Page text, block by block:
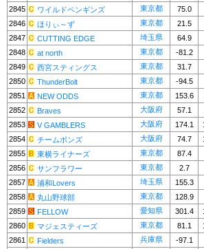
2845
ワイルドペンギンズ 東京都
75.0
2846
ほりぃ～ず 東京都
21.5
2847
CUTTING EDGE 埼玉県
64.9
2848
at north 東京都
-81.2
2849
西宮スティングス 東京都
31.7
2850
ThunderBolt 東京都
-94.5
2851
NEW ODDS 東京都 153.6
2852
Braves 大阪府 57.1
2853
V GAMBLERS 大阪府 174.1
2854
チームボンズ 大阪府 74.7
2855
東横ライナーズ 東京都
87.4
2856
サンフラワー 東京都
2.7
2857
浦和Lovers 埼玉県
155.3
2858
丸山野球部 東京都
128.9
2859
FELLOW 愛知県 301.4
2860
マジェスティーズ 東京都 81.1
2861
Fielders 兵庫県
-97.1